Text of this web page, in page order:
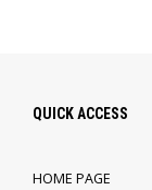
QUICK ACCESS
HOME PAGE